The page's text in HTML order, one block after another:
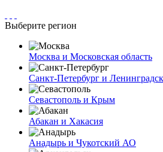
Выберите регион
Москва и Московская область
Санкт-Петербург и
Севастополь и Крым
Абакан и Хакасия
Анадырь и Чукотский АО